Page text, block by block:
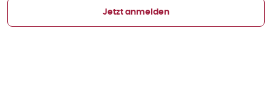
Jetzt anmelden